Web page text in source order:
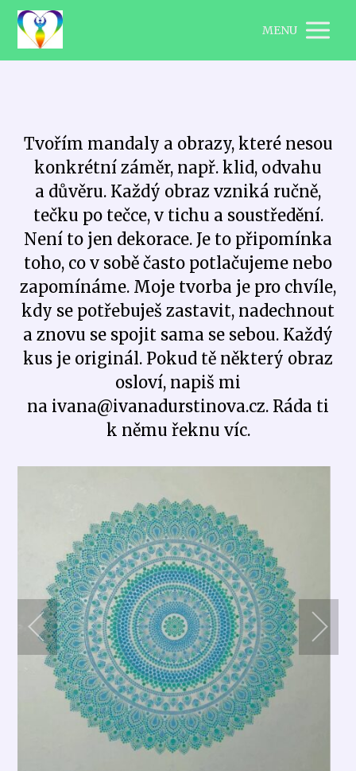
MENU
Tvořím mandaly a obrazy, které nesou
konkrétní záměr, např. klid, odvahu
a důvěru. Každý obraz vzniká ručně,
tečku po tečce, v tichu a soustředění.
Není to jen dekorace. Je to připomínka
toho, co v sobě často potlačujeme nebo
zapomínáme. Moje tvorba je pro chvíle,
kdy se potřebuješ zastavit, nadechnout
a znovu se spojit sama se sebou. Každý
kus je originál. Pokud tě některý obraz
osloví, napiš mi
na ivana@ivanadurstinova.cz. Ráda ti
k němu řeknu víc.